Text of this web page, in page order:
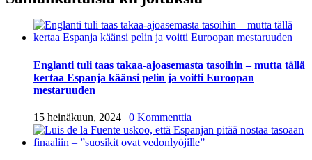
Englanti tuli taas takaa-ajoasemasta tasoihin – mutta tällä
kertaa Espanja käänsi pelin ja voitti Euroopan
mestaruuden
15 heinäkuun, 2024 | 0 Kommenttia